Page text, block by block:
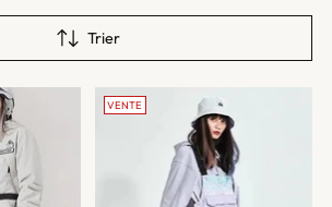
Trier
VENTE